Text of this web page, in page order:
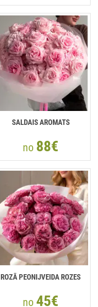
SALDAIS AROMATS
no 88€
ROZĀ PEONIJVEIDA ROZES
no 45€